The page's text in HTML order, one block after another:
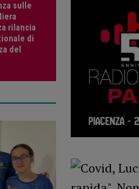
sulle
rilancia
di
del